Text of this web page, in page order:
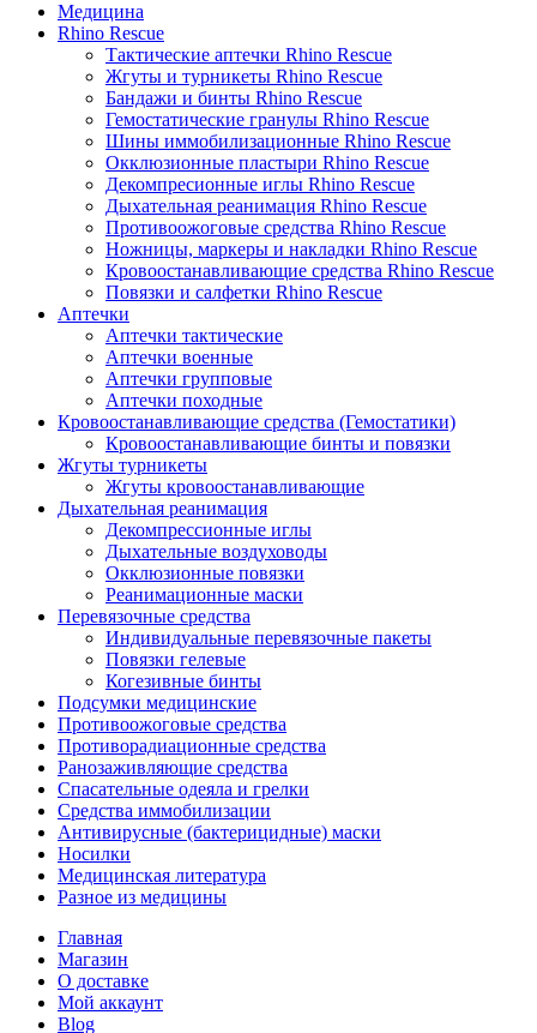
Медицина
Rhino Rescue
Тактические аптечки Rhino Rescue
Жгуты и турникеты Rhino Rescue
Бандажи и бинты Rhino Rescue
Гемостатические гранулы Rhino Rescue
Шины иммобилизационные Rhino Rescue
Окклюзионные пластыри Rhino Rescue
Декомпресионные иглы Rhino Rescue
Дыхательная реанимация Rhino Rescue
Противоожоговые средства Rhino Rescue
Ножницы, маркеры и накладки Rhino Rescue
Кровоостанавливающие средства Rhino Rescue
Повязки и салфетки Rhino Rescue
Аптечки
Аптечки тактические
Аптечки военные
Аптечки групповые
Аптечки походные
Кровоостанавливающие средства (Гемостатики)
Кровоостанавливающие бинты и повязки
Жгуты турникеты
Жгуты кровоостанавливающие
Дыхательная реанимация
Декомпрессионные иглы
Дыхательные воздуховоды
Окклюзионные повязки
Реанимационные маски
Перевязочные средства
Индивидуальные перевязочные пакеты
Повязки гелевые
Когезивные бинты
Подсумки медицинские
Противоожоговые средства
Противорадиационные средства
Ранозаживляющие средства
Спасательные одеяла и грелки
Средства иммобилизации
Антивирусные (бактерицидные) маски
Носилки
Медицинская литература
Разное из медицины
Главная
Магазин
О доставке
Мой аккаунт
Blog